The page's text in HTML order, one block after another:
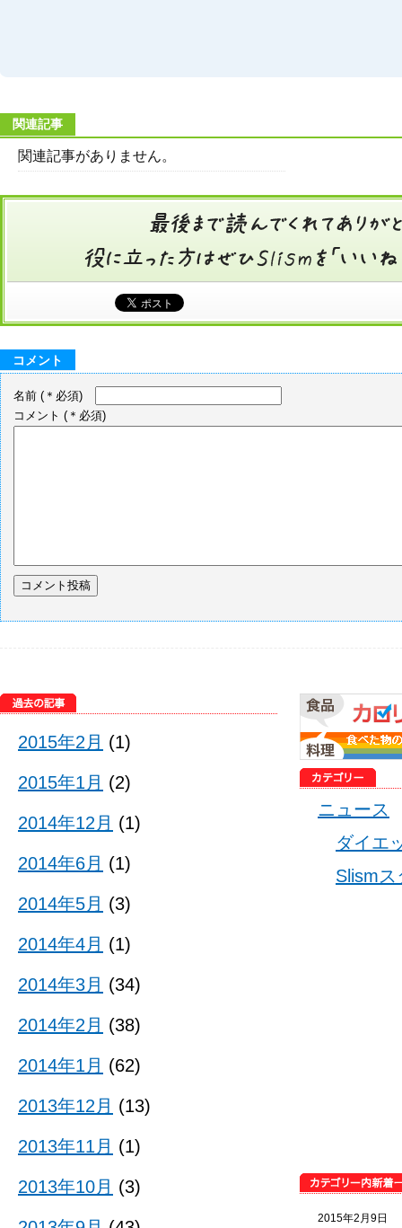
関連記事
関連記事がありません。
コメント
名前 (＊必須)
コメント (＊必須)
ニュース
ダイエ
Slism
2015年2月9日
2015年2月 (1)
2015年1月 (2)
2014年12月 (1)
2014年6月 (1)
2014年5月 (3)
2014年4月 (1)
2014年3月 (34)
2014年2月 (38)
2014年1月 (62)
2013年12月 (13)
2013年11月 (1)
2013年10月 (3)